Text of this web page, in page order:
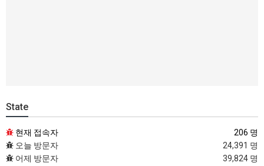
State
현재 접속자
206 명
오늘 방문자
24,391 명
어제 방문자
39,824 명